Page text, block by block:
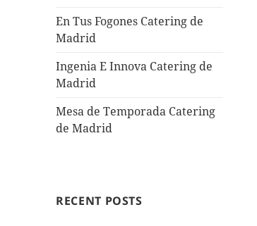
En Tus Fogones Catering de
Madrid
Ingenia E Innova Catering de
Madrid
Mesa de Temporada Catering
de Madrid
RECENT POSTS